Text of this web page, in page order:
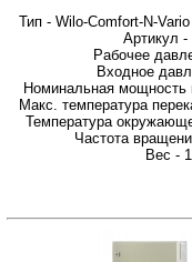
Тип - Wilo-Comfort-N-
Артикул -
Рабочее
Входное
Номинальная мощность
Макс. температура
Температура
Частота
Вес -